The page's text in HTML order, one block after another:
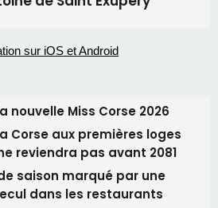
nouvelle Miss Corse 2026
Corse aux premières loges
reviendra pas avant 2081
saison marqué par une
dans les restaurants